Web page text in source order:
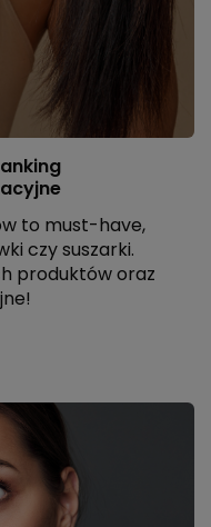
to must-have,
czy suszarki.
produktów oraz